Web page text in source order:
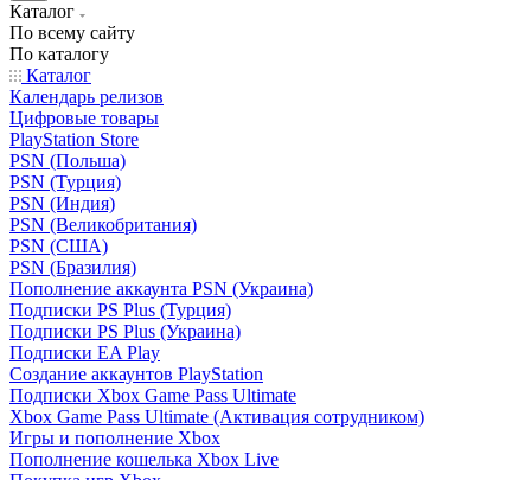
Каталог
По всему сайту
По каталогу
Каталог
Календарь релизов
Цифровые товары
PlayStation Store
PSN (Польша)
PSN (Турция)
PSN (Индия)
PSN (Великобритания)
PSN (США)
PSN (Бразилия)
Пополнение аккаунта PSN (Украина)
Подписки PS Plus (Турция)
Подписки PS Plus (Украина)
Подписки EA Play
Создание аккаунтов PlayStation
Подписки Xbox Game Pass Ultimate
Xbox Game Pass Ultimate (Активация сотрудником)
Игры и пополнение Xbox
Пополнение кошелька Xbox Live